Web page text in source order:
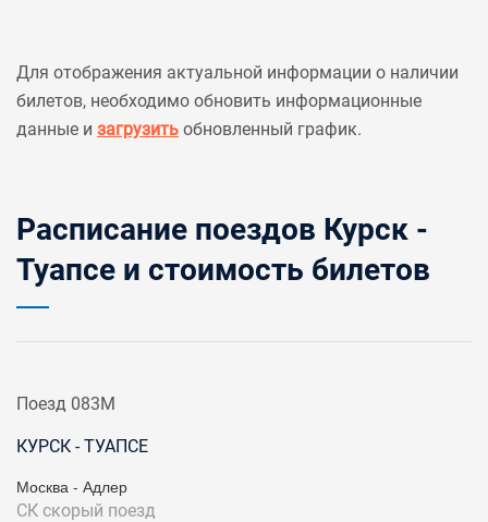
Для отображения актуальной информации о наличии
билетов, необходимо обновить информационные
данные и загрузить обновленный график.
Расписание поездов Курск -
Туапсе и стоимость билетов
Поезд 083М
КУРСК - ТУАПСЕ
Москва - Адлер
СК скорый поезд